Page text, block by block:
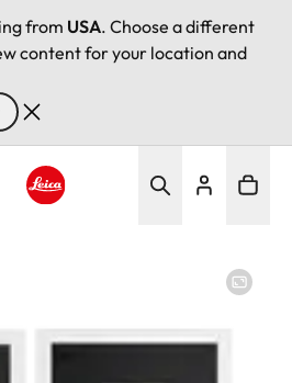
from USA. Choose a different
content for your location and